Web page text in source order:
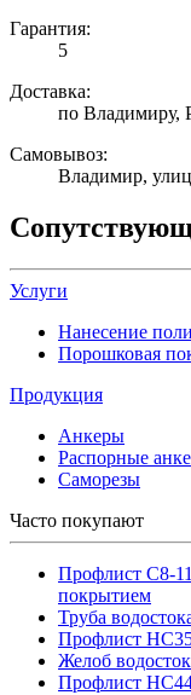
Гарантия:
5
Доставка:
по Владимиру,
Самовывоз:
Владимир,
Услуги
Нанесение
Порошковая
Продукция
Анкеры
Распорные
Саморезы
Часто покупают
Профлист С8-
покрытием
Труба
Профлист
Желоб
Профлист